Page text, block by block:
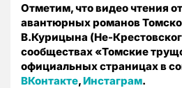
Отметим, что видео чтения
авантюрных романов
В.Курицына (Не-
сообществах «Томские
официальных страницах в
ВКонтакте,Инстаграм.